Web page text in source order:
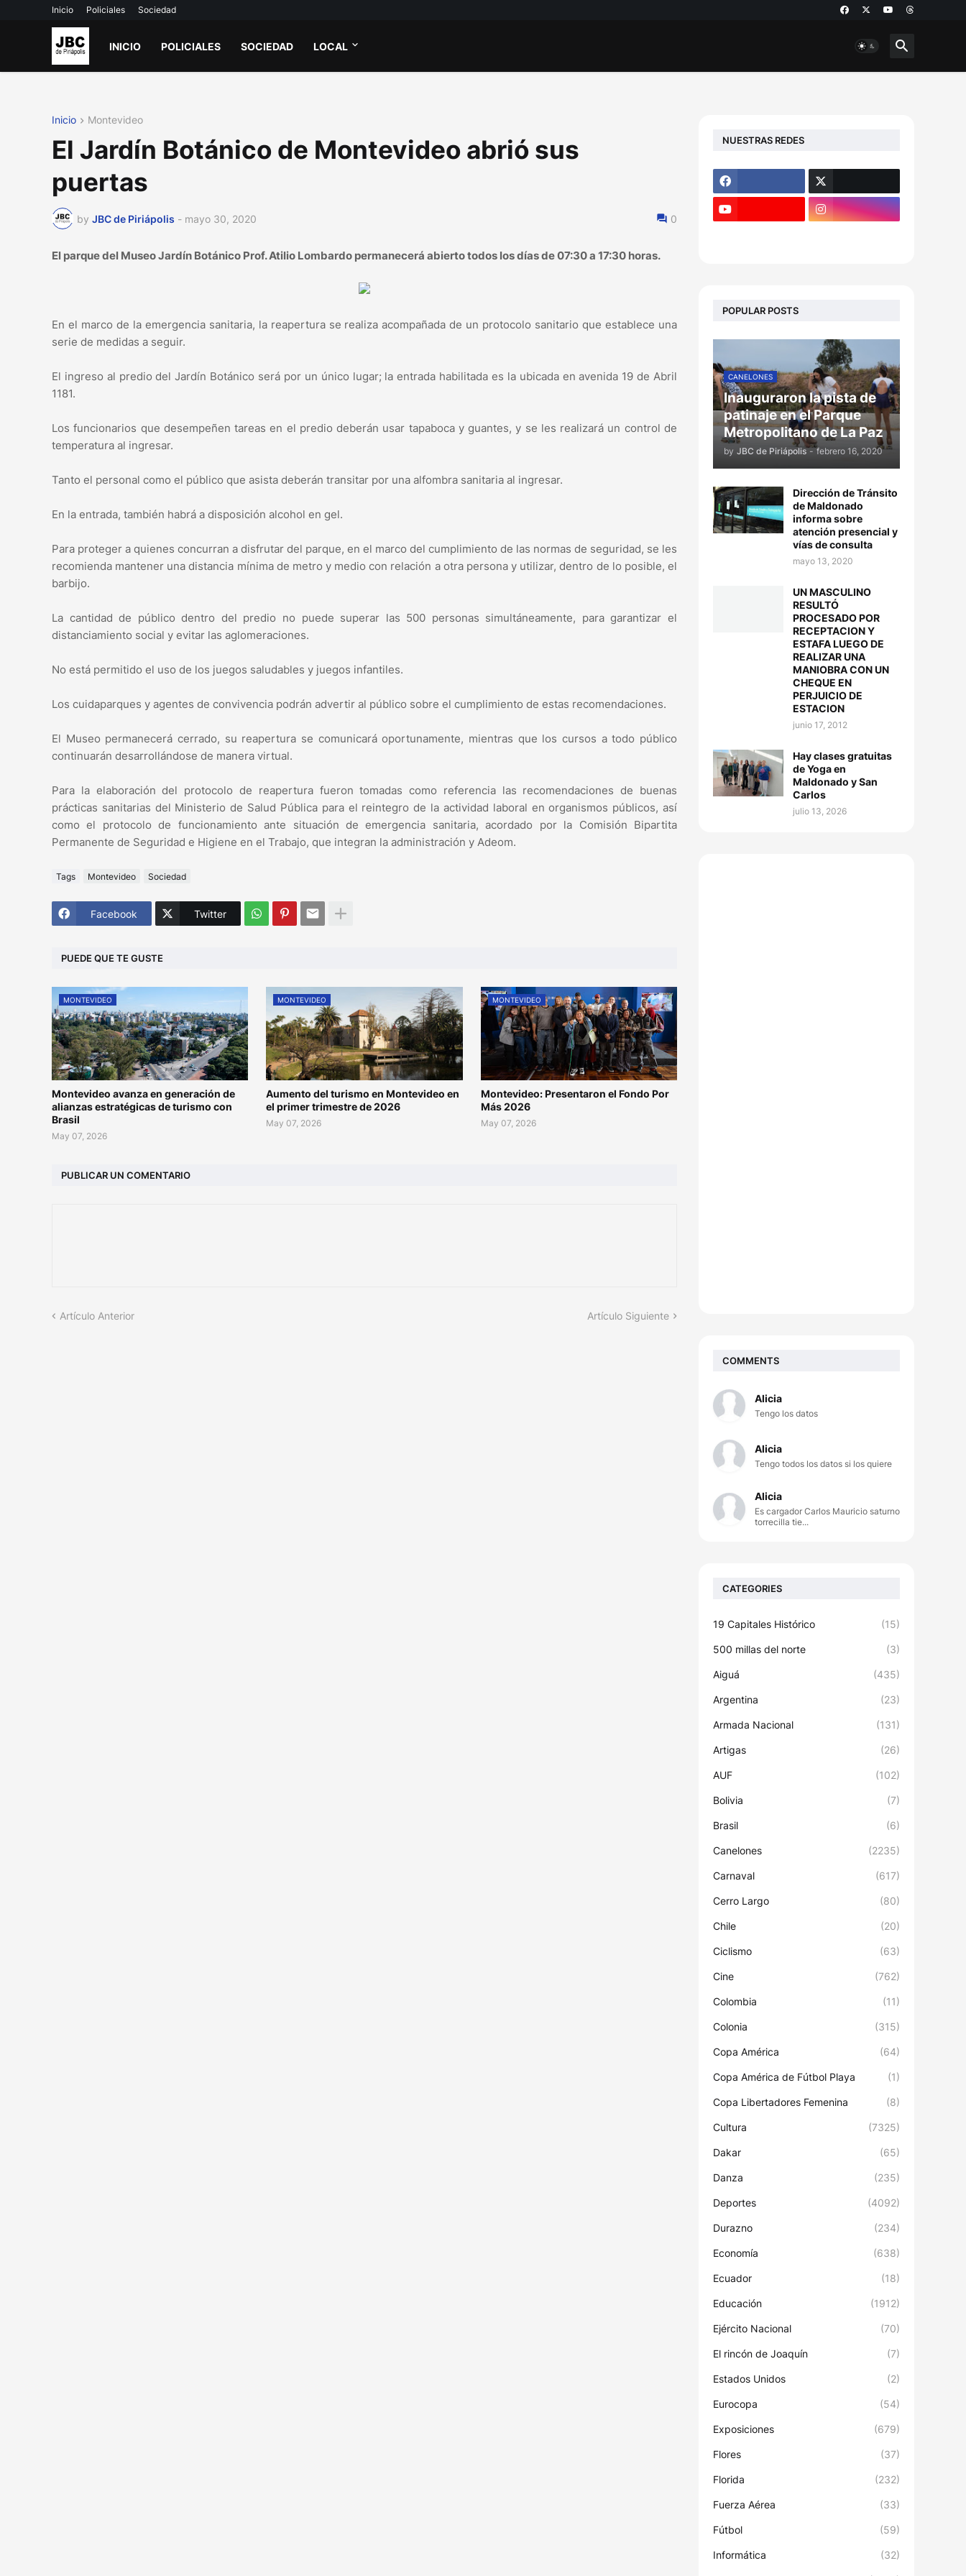
Inicio Policiales Sociedad
INICIO POLICIALES SOCIEDAD LOCAL
Inicio Montevideo
El Jardín Botánico de Montevideo abrió sus
puertas
by JBC de Piriápolis - mayo 30, 2020 0
El parque del Museo Jardín Botánico Prof. Atilio Lombardo permanecerá abierto todos los días de 07:30 a 17:30 horas.
En el marco de la emergencia sanitaria, la reapertura se realiza acompañada de un protocolo sanitario que establece una
serie de medidas a seguir.
El ingreso al predio del Jardín Botánico será por un único lugar; la entrada habilitada es la ubicada en avenida 19 de Abril
1181.
Los funcionarios que desempeñen tareas en el predio deberán usar tapaboca y guantes, y se les realizará un control de
temperatura al ingresar.
Tanto el personal como el público que asista deberán transitar por una alfombra sanitaria al ingresar.
En la entrada, también habrá a disposición alcohol en gel.
Para proteger a quienes concurran a disfrutar del parque, en el marco del cumplimiento de las normas de seguridad, se les
recomienda mantener una distancia mínima de metro y medio con relación a otra persona y utilizar, dentro de lo posible, el
barbijo.
La cantidad de público dentro del predio no puede superar las 500 personas simultáneamente, para garantizar el
distanciamiento social y evitar las aglomeraciones.
No está permitido el uso de los juegos saludables y juegos infantiles.
Los cuidaparques y agentes de convivencia podrán advertir al público sobre el cumplimiento de estas recomendaciones.
El Museo permanecerá cerrado, su reapertura se comunicará oportunamente, mientras que los cursos a todo público
continuarán desarrollándose de manera virtual.
Para la elaboración del protocolo de reapertura fueron tomadas como referencia las recomendaciones de buenas
prácticas sanitarias del Ministerio de Salud Pública para el reintegro de la actividad laboral en organismos públicos, así
como el protocolo de funcionamiento ante situación de emergencia sanitaria, acordado por la Comisión Bipartita
Permanente de Seguridad e Higiene en el Trabajo, que integran la administración y Adeom.
Tags Montevideo Sociedad
Facebook Twitter
PUEDE QUE TE GUSTE
MONTEVIDEO
Montevideo avanza en generación de
alianzas estratégicas de turismo con
Brasil
May 07, 2026
MONTEVIDEO
Aumento del turismo en Montevideo en
el primer trimestre de 2026
May 07, 2026
MONTEVIDEO
Montevideo: Presentaron el Fondo Por
Más 2026
May 07, 2026
PUBLICAR UN COMENTARIO
Artículo Anterior Artículo Siguiente
NUESTRAS REDES
POPULAR POSTS
CANELONES
Inauguraron la pista de
patinaje en el Parque
Metropolitano de La Paz
by JBC de Piriápolis - febrero 16, 2020
Dirección de Tránsito
de Maldonado
informa sobre
atención presencial y
vías de consulta
mayo 13, 2020
UN MASCULINO
RESULTÓ
PROCESADO POR
RECEPTACION Y
ESTAFA LUEGO DE
REALIZAR UNA
MANIOBRA CON UN
CHEQUE EN
PERJUICIO DE
ESTACION
junio 17, 2012
Hay clases gratuitas
de Yoga en
Maldonado y San
Carlos
julio 13, 2026
COMMENTS
Alicia
Tengo los datos
Alicia
Tengo todos los datos si los quiere
Alicia
Es cargador Carlos Mauricio saturno
torrecilla tie...
CATEGORIES
19 Capitales Histórico (15)
500 millas del norte (3)
Aiguá (435)
Argentina (23)
Armada Nacional (131)
Artigas (26)
AUF (102)
Bolivia (7)
Brasil (6)
Canelones (2235)
Carnaval (617)
Cerro Largo (80)
Chile (20)
Ciclismo (63)
Cine (762)
Colombia (11)
Colonia (315)
Copa América (64)
Copa América de Fútbol Playa (1)
Copa Libertadores Femenina (8)
Cultura (7325)
Dakar (65)
Danza (235)
Deportes (4092)
Durazno (234)
Economía (638)
Ecuador (18)
Educación (1912)
Ejército Nacional (70)
El rincón de Joaquín (7)
Estados Unidos (2)
Eurocopa (54)
Exposiciones (679)
Flores (37)
Florida (232)
Fuerza Aérea (33)
Fútbol (59)
Informática (32)